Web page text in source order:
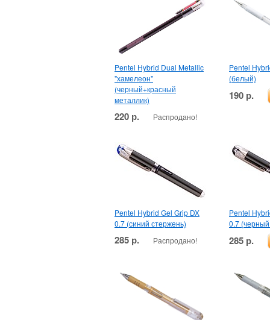
Pentel Hybrid Dual Metallic
"хамелеон"
(черный+красный
металлик)
220 р. Распродано!
Pentel
(белый)
190 р.
Pentel Hybrid Gel Grip DX
0.7 (синий стержень)
285 р. Распродано!
Pentel
0.7
285 р.